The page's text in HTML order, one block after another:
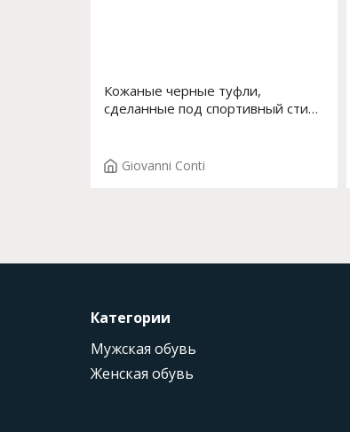
Кожаные черные туфли,
сделанные под спортивный стиль
Giovanni Conti
Категории
Мужская обувь
Женская обувь